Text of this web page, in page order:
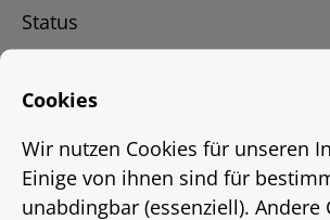
Status
EnEV 2009
Cookies
Wir nutzen Cookies für unseren
Einige von ihnen sind für
unabdingbar (essenziell). Andere